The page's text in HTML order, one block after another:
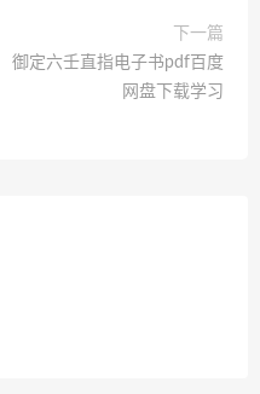
下一篇
御定六壬直指电子书pdf百度
网盘下载学习